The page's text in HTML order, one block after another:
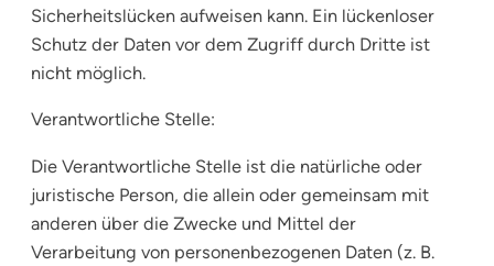
Sicherheitslücken aufweisen kann. Ein lückenloser
Schutz der Daten vor dem Zugriff durch Dritte ist
nicht möglich.
Verantwortliche Stelle:
Die Verantwortliche Stelle ist die natürliche oder
juristische Person, die allein oder gemeinsam mit
anderen über die Zwecke und Mittel der
Verarbeitung von personenbezogenen Daten (z. B.